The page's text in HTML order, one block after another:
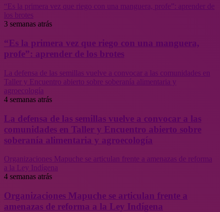
“Es la primera vez que riego con una manguera, profe”: aprender de
los brotes
3 semanas atrás
“Es la primera vez que riego con una manguera,
profe”: aprender de los brotes
La defensa de las semillas vuelve a convocar a las comunidades en
Taller y Encuentro abierto sobre soberanía alimentaria y
agroecología
4 semanas atrás
La defensa de las semillas vuelve a convocar a las
comunidades en Taller y Encuentro abierto sobre
soberanía alimentaria y agroecología
Organizaciones Mapuche se articulan frente a amenazas de reforma
a la Ley Indígena
4 semanas atrás
Organizaciones Mapuche se articulan frente a
amenazas de reforma a la Ley Indígena